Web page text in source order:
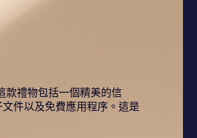
款禮物包括一個精美的信
件以及免費應用程序。這是